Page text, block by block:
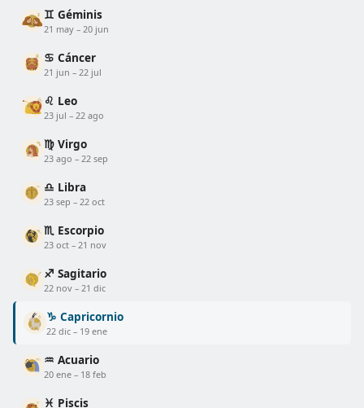
♊ Géminis
21 may – 20 jun
♋ Cáncer
21 jun – 22 jul
♌ Leo
23 jul – 22 ago
♍ Virgo
23 ago – 22 sep
♎ Libra
23 sep – 22 oct
♏ Escorpio
23 oct – 21 nov
♐ Sagitario
22 nov – 21 dic
♑ Capricornio
22 dic – 19 ene
♒ Acuario
20 ene – 18 feb
♓ Piscis